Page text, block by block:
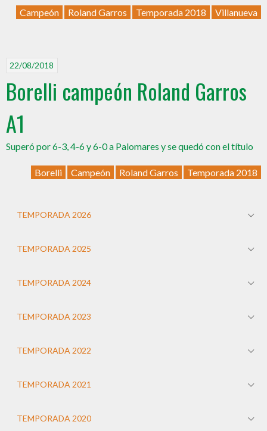
Campeón Roland Garros Temporada 2018 Villanueva
22/08/2018
Borelli campeón Roland Garros
A1
Superó por 6-3, 4-6 y 6-0 a Palomares y se quedó con el título
Borelli Campeón Roland Garros Temporada 2018
TEMPORADA 2026
TEMPORADA 2025
TEMPORADA 2024
TEMPORADA 2023
TEMPORADA 2022
TEMPORADA 2021
TEMPORADA 2020